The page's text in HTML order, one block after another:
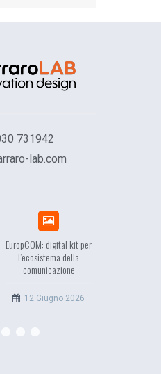
731942
lab.com
EuropCOM: digital kit per
l’ecosistema della
comunicazione
12 Giugno 2026